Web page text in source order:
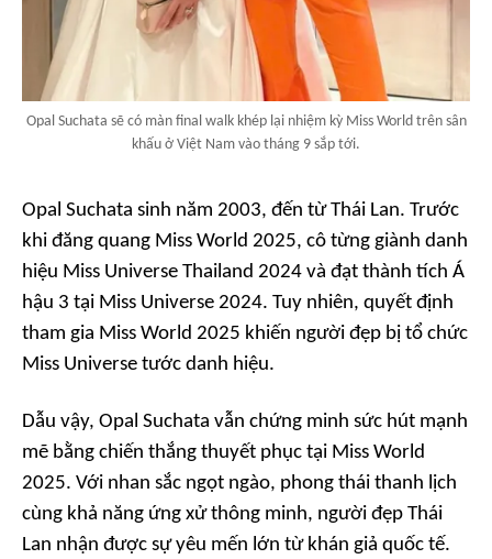
Opal Suchata sẽ có màn final walk khép lại nhiệm kỳ Miss World trên sân
khấu ở Việt Nam vào tháng 9 sắp tới.
Opal Suchata sinh năm 2003, đến từ Thái Lan. Trước
khi đăng quang Miss World 2025, cô từng giành danh
hiệu Miss Universe Thailand 2024 và đạt thành tích Á
hậu 3 tại Miss Universe 2024. Tuy nhiên, quyết định
tham gia Miss World 2025 khiến người đẹp bị tổ chức
Miss Universe tước danh hiệu.
Dẫu vậy, Opal Suchata vẫn chứng minh sức hút mạnh
mẽ bằng chiến thắng thuyết phục tại Miss World
2025. Với nhan sắc ngọt ngào, phong thái thanh lịch
cùng khả năng ứng xử thông minh, người đẹp Thái
Lan nhận được sự yêu mến lớn từ khán giả quốc tế.